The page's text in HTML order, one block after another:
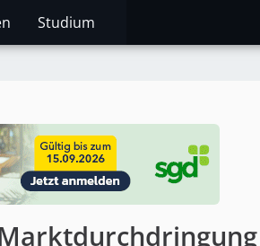
Studium